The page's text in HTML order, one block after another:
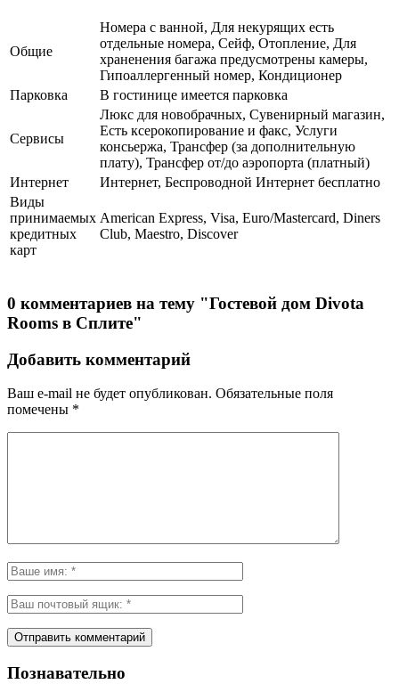
Общие
Номера с ванной, Для некурящих есть
отдельные номера, Сейф, Отопление, Для
храненения багажа предусмотрены камеры,
Гипоаллергенный номер, Кондиционер
Парковка
В гостинице имеется парковка
Сервисы
Люкс для новобрачных, Сувенирный магазин,
Есть ксерокопирование и факс, Услуги
консьержа, Трансфер (за дополнительную
плату), Трансфер от/до аэропорта (платный)
Интернет
Интернет, Беспроводной Интернет бесплатно
Виды
принимаемых
кредитных
карт
American Express, Visa, Euro/Mastercard, Diners
Club, Maestro, Discover
0 комментариев на тему "Гостевой дом Divota
Rooms в Сплите"
Добавить комментарий
Ваш e-mail не будет опубликован. Обязательные поля
помечены *
Познавательно